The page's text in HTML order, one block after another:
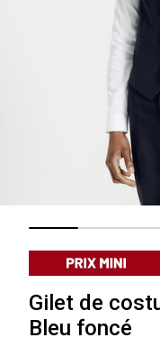
Gilet de
Bleu foncé